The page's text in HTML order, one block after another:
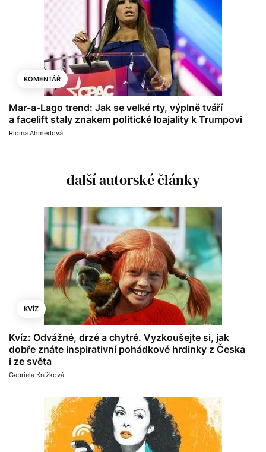
KOMENTÁŘ
Mar-a-Lago trend: Jak se velké rty, výplně tváří
a facelift staly znakem politické loajality k Trumpovi
Ridina Ahmedová
další autorské články
KVÍZ
Kvíz: Odvážné, drzé a chytré. Vyzkoušejte si, jak
dobře znáte inspirativní pohádkové hrdinky z Česka
i ze světa
Gabriela Knížková